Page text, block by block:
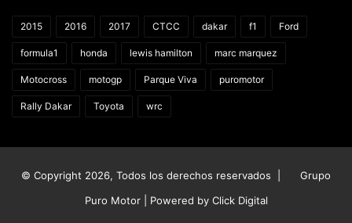
2015 2016 2017 CTCC dakar f1 Ford
formula1 honda lewis hamilton marc marquez
Motocross motogp Parque Viva puromotor
Rally Dakar Toyota wrc
© Copyright 2026, Todos los derechos reservados |
Grupo
Puro Motor | Powered by Click Digital